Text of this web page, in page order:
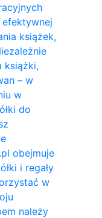
książek,
książki,
– w
w
do
obejmuje
i regały
w
należy